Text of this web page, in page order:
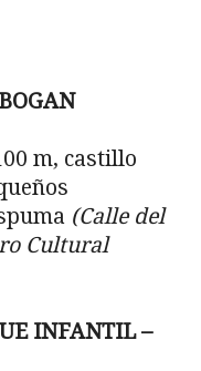
m, castillo
(Calle del
Cultural
INFANTIL –